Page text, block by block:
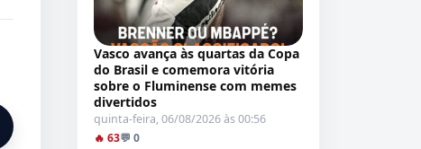
Vasco avança às quartas da Copa
do Brasil e comemora vitória
sobre o Fluminense com memes
divertidos
quinta-feira, 06/08/2026 às 00:56
🔥 63💬 0